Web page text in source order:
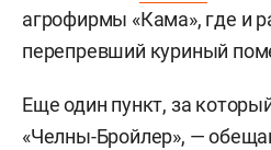
агрофирмы «Кама», где и
перепревший куриный
Еще один пункт, за
«Челны-Бройлер», —